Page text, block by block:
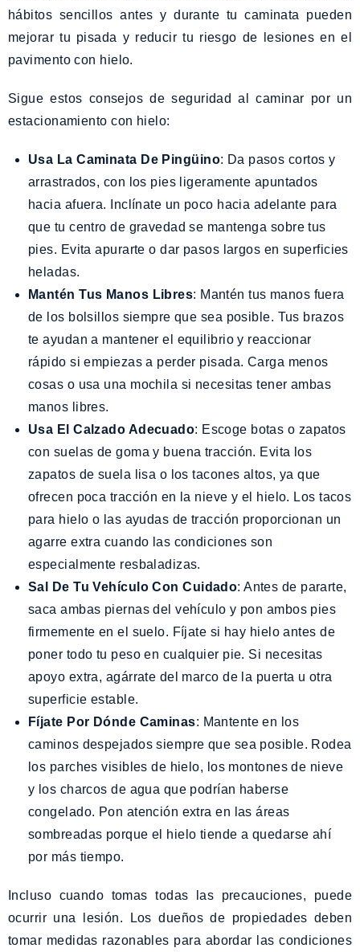
hábitos sencillos antes y durante tu caminata pueden
mejorar tu pisada y reducir tu riesgo de lesiones en el
pavimento con hielo.
Sigue estos consejos de seguridad al caminar por un
estacionamiento con hielo:
Usa La Caminata De Pingüino: Da pasos cortos y
arrastrados, con los pies ligeramente apuntados
hacia afuera. Inclínate un poco hacia adelante para
que tu centro de gravedad se mantenga sobre tus
pies. Evita apurarte o dar pasos largos en superficies
heladas.
Mantén Tus Manos Libres: Mantén tus manos fuera
de los bolsillos siempre que sea posible. Tus brazos
te ayudan a mantener el equilibrio y reaccionar
rápido si empiezas a perder pisada. Carga menos
cosas o usa una mochila si necesitas tener ambas
manos libres.
Usa El Calzado Adecuado: Escoge botas o zapatos
con suelas de goma y buena tracción. Evita los
zapatos de suela lisa o los tacones altos, ya que
ofrecen poca tracción en la nieve y el hielo. Los tacos
para hielo o las ayudas de tracción proporcionan un
agarre extra cuando las condiciones son
especialmente resbaladizas.
Sal De Tu Vehículo Con Cuidado: Antes de pararte,
saca ambas piernas del vehículo y pon ambos pies
firmemente en el suelo. Fíjate si hay hielo antes de
poner todo tu peso en cualquier pie. Si necesitas
apoyo extra, agárrate del marco de la puerta u otra
superficie estable.
Fíjate Por Dónde Caminas: Mantente en los
caminos despejados siempre que sea posible. Rodea
los parches visibles de hielo, los montones de nieve
y los charcos de agua que podrían haberse
congelado. Pon atención extra en las áreas
sombreadas porque el hielo tiende a quedarse ahí
por más tiempo.
Incluso cuando tomas todas las precauciones, puede
ocurrir una lesión. Los dueños de propiedades deben
tomar medidas razonables para abordar las condiciones